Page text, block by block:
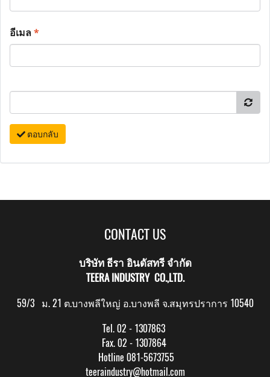
อีเมล*
ตอบกลับ
CONTACT US
บริษัท ธีรา อินดัสทรี จำกัด
TEERA INDUSTRY CO.,LTD.
59/3 ม. 21 ต.บางพลีใหญ่ อ.บางพลี จ.สมุทรปราการ 10540
Tel. 02 - 1307863
Fax. 02 - 1307864
Hotline 081-5673755
teeraindustry@hotmail.com